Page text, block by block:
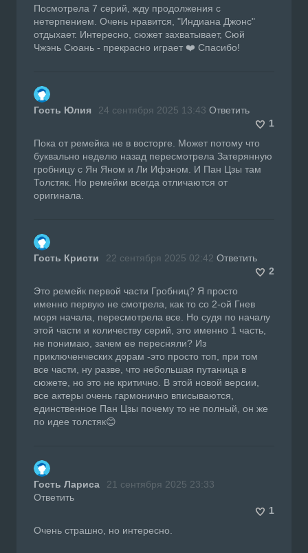
Посмотрела 7 серий, жду продолжения с
нетерпением. Очень нравится, "Индиана Джонс"
отдыхает. Интересно, сюжет захватывает, Сюй
Чжэнь Сюань - прекрасно играет ❤️ Спасибо!
Гость Юлия 24 сентября 2025 13:43 Ответить
1
Пока от ремейка не в восторге. Может потому что
буквально неделю назад пересмотрела Затерянную
гробницу с Ян Яном и Ли Ифэном. И Пан Цзы там
Толстяк. Но ремейки всегда отличаются от
оригинала.
Гость Кристи 22 сентября 2025 02:42 Ответить
2
Это ремейк первой части Гробниц? Я просто
именно первую не смотрела, как то со 2-ой Гнев
моря начала, пересмотрела все. Но судя по началу
этой части и количеству серий, это именно 1 часть,
не понимаю, зачем ее пересняли? Из
приключенческих дорам -это просто топ, при том
все части, ну разве, что небольшая путаница в
сюжете, но это не критично. В этой новой версии,
все актеры очень гармонично вписываются,
единственное Пан Цзы почему то не полный, он же
по идее толстяк😊
Гость Лариса
21 сентября 2025 23:33
Ответить
1
Очень страшно, но интересно.